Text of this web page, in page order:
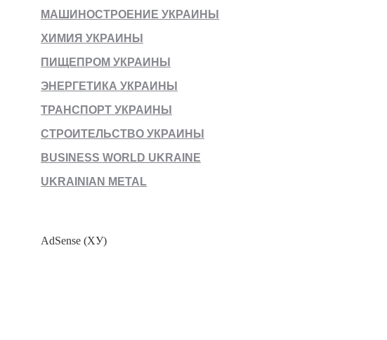
МАШИНОСТРОЕНИЕ УКРАИНЫ
ХИМИЯ УКРАИНЫ
ПИЩЕПРОМ УКРАИНЫ
ЭНЕРГЕТИКА УКРАИНЫ
ТРАНСПОРТ УКРАИНЫ
СТРОИТЕЛЬСТВО УКРАИНЫ
BUSINESS WORLD UKRAINE
UKRAINIAN METAL
AdSense (ХУ)